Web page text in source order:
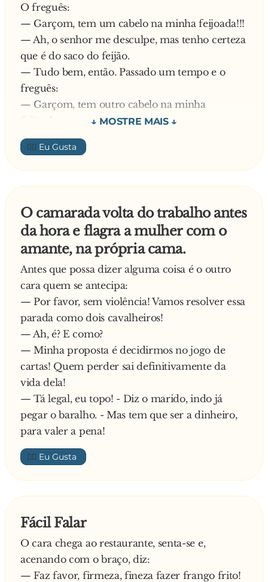
autorizar, eu corto a melancia pro senhor.
Disse isso e foi falar com o patrão, só que ele
não notou que o homem foi atrás dele.
Chegando lá ele falou pro patrão:
— Ô patrão, tem um fi da égua aí, querendo
compra só a metade da melancia...
Quando ele olhou pra trás e viu o homem,
complementou.
— E esse cavalheiro aqui, vai levar a outra
metade.
O freguês:
— Garçom, tem um cabelo na minha feijoada!!!
— Ah, o senhor me desculpe, mas tenho certeza
que é do saco do feijão.
— Tudo bem, então. Passado um tempo e o
freguês:
— Garçom, tem outro cabelo na minha
— Fique tranqüilo, senhor, tenho certeza que é
do saco do feijão de novo...
— Ô, garçom, car**ho! Tem um monte de
cabelo na minha feijoada!!!
tenho certeza que é do saco do feijão.
— Ótimo, melhor assim.
— Ô feijão! Vem aqui trocar o prato do
cavalheiro!!!
👍🏼
O camarada volta do trabalho antes
da hora e flagra a mulher com o
amante, na própria cama.
Antes que possa dizer alguma coisa é o outro
cara quem se antecipa:
— Por favor, sem violência! Vamos resolver essa
parada como dois cavalheiros!
— Ah, é? E como?
— Minha proposta é decidirmos no jogo de
cartas! Quem perder sai definitivamente da
vida dela!
— Tá legal, eu topo! - Diz o marido, indo já
pegar o baralho. - Mas tem que ser a dinheiro,
para valer a pena!
👍🏼
Fácil Falar
O cara chega ao restaurante, senta-se e,
acenando com o braço, diz:
— Faz favor, firmeza, fineza fazer frango frito!